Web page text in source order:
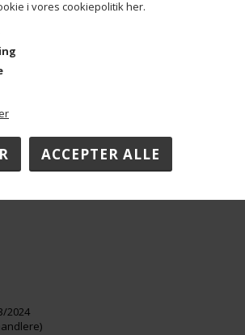
i vores cookiepolitik her.
16:00
2024